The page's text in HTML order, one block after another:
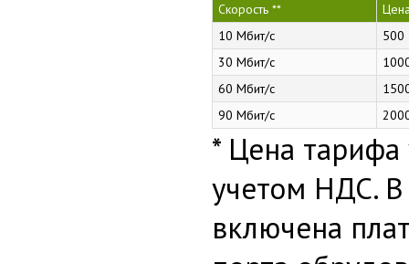
Скорость **
10 Мбит/с
500
30 Мбит/с
60 Мбит/с
90 Мбит/с
* Цена тарифа
учетом НДС. В
включена